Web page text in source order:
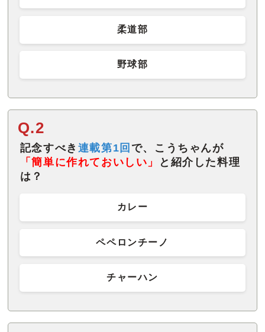
柔道部
野球部
Q.2
記念すべき 連載第1回 で、こうちゃんが
「簡単に作れておいしい」
と紹介した料理
は？
カレー
ペペロンチーノ
チャーハン